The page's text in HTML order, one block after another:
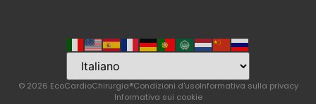
© 2026 EcoCardioChirurgia®Condizioni d'usoInformativa sulla privacy
Informativa sui cookie